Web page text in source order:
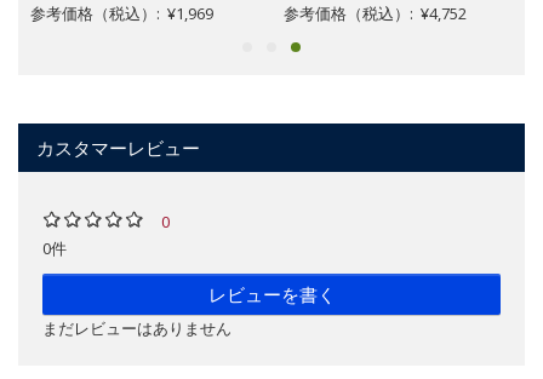
参考価格（税込）: ¥1,969
参考価格（税込）: ¥4,752
カスタマーレビュー
0
0件
レビューを書く
まだレビューはありません